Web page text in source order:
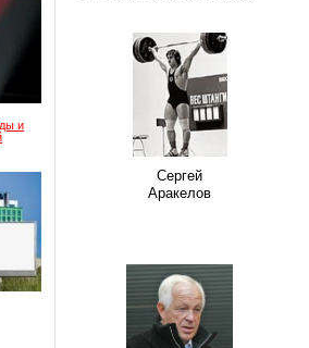
и
Сергей
Аракелов